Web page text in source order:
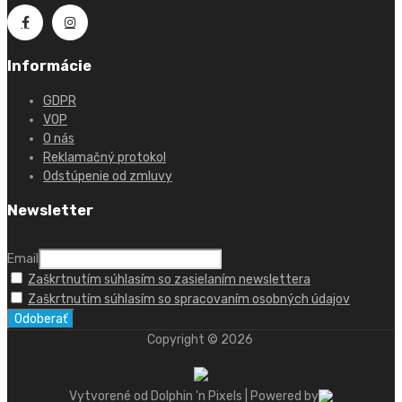
Informácie
GDPR
VOP
O nás
Reklamačný protokol
Odstúpenie od zmluvy
Newsletter
Email
Zaškrtnutím súhlasím so zasielaním newslettera
Zaškrtnutím súhlasím so spracovaním osobných údajov
Copyright © 2026
Vytvorené od Dolphin 'n Pixels | Powered by